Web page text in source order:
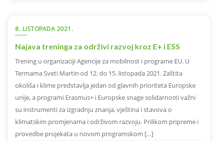
8. LISTOPADA 2021.
Najava treninga za održivi razvoj kroz E+ i ESS
Trening u organizaciji Agencije za mobilnost i programe EU. U
Termama Sveti Martin od 12. do 15. listopada 2021. Zaštita
okoliša i klime predstavlja jedan od glavnih prioriteta Europske
unije, a programi Erasmus+ i Europske snage solidarnosti važni
su instrumenti za izgradnju znanja, vještina i stavova o
klimatskim promjenama i održivom razvoju. Prilikom pripreme i
provedbe projekata u novom programskom […]